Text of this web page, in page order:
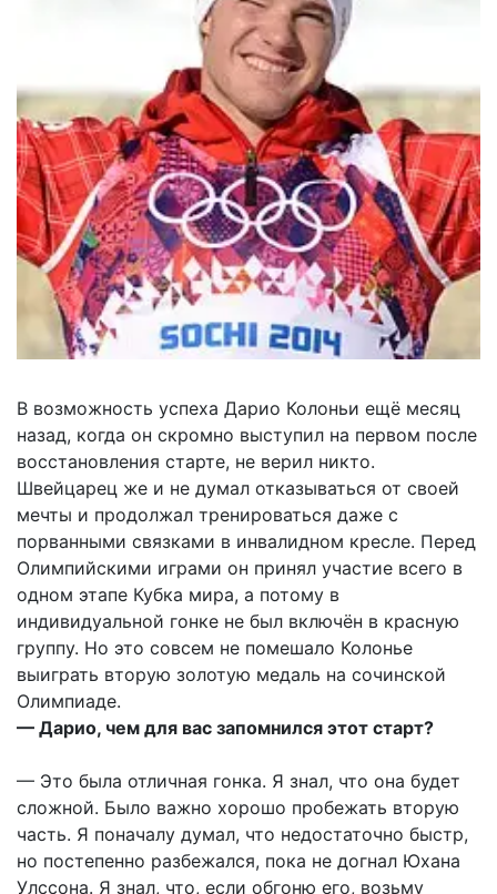
В возможность успеха Дарио Колоньи ещё месяц
назад, когда он скромно выступил на первом после
восстановления старте, не верил никто.
Швейцарец же и не думал отказываться от своей
мечты и продолжал тренироваться даже с
порванными связками в инвалидном кресле. Перед
Олимпийскими играми он принял участие всего в
одном этапе Кубка мира, а потому в
индивидуальной гонке не был включён в красную
группу. Но это совсем не помешало Колонье
выиграть вторую золотую медаль на сочинской
Олимпиаде.
— Дарио, чем для вас запомнился этот старт?
— Это была отличная гонка. Я знал, что она будет
сложной. Было важно хорошо пробежать вторую
часть. Я поначалу думал, что недостаточно быстр,
но постепенно разбежался, пока не догнал Юхана
Улссона. Я знал, что, если обгоню его, возьму